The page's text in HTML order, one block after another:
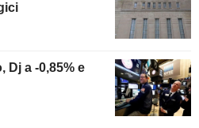
Dj a -0,85% e